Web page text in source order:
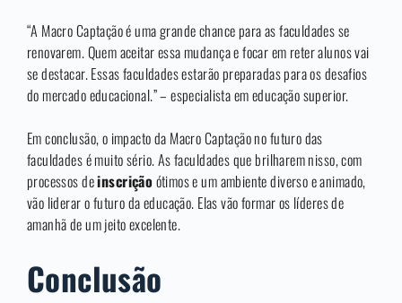
“A Macro Captação é uma grande chance para as faculdades se
renovarem. Quem aceitar essa mudança e focar em reter alunos vai
se destacar. Essas faculdades estarão preparadas para os desafios
do mercado educacional.” – especialista em educação superior.
Em conclusão, o impacto da Macro Captação no futuro das
faculdades é muito sério. As faculdades que brilharem nisso, com
processos deinscriçãoótimos e um ambiente diverso e animado,
vão liderar o futuro da educação. Elas vão formar os líderes de
amanhã de um jeito excelente.
Conclusão